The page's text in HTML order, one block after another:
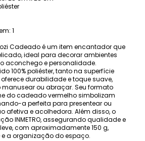
1
Cadeado é um item encantador que
ideal para decorar ambientes
aconchego e personalidade.
100% poliéster, tanto na superfície
durabilidade e toque suave,
ou abraçar. Seu formato
do cadeado vermelho simbolizam
a perfeita para presentear ou
afetiva e acolhedora. Além disso, o
INMETRO, assegurando qualidade e
com aproximadamente 150 g,
a organização do espaço.